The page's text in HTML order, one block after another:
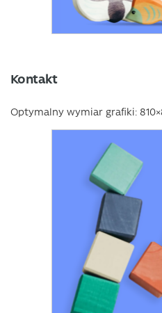
Kontakt
Optymalny wymiar grafiki: